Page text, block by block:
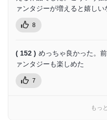
ァンタジーが増えると嬉しい
8
( 152 ) めっちゃ良かった。
ァンタジーも楽しめた
7
もっ